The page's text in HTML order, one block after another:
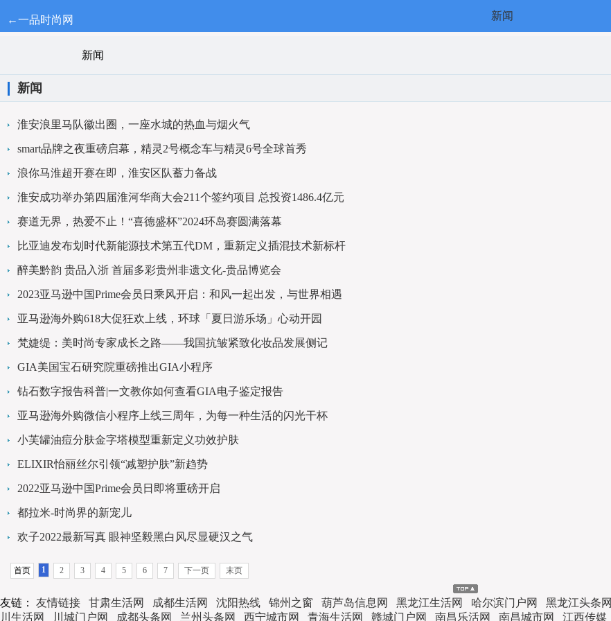
←一品时尚网 新闻
新闻
新闻
淮安浪里马队徽出圈，一座水城的热血与烟火气
smart品牌之夜重磅启幕，精灵2号概念车与精灵6号全球首秀
浪你马淮超开赛在即，淮安区队蓄力备战
淮安成功举办第四届淮河华商大会211个签约项目 总投资1486.4亿元
赛道无界，热爱不止！“喜德盛杯”2024环岛赛圆满落幕
比亚迪发布划时代新能源技术第五代DM，重新定义插混技术新标杆
醉美黔韵 贵品入浙 首届多彩贵州非遗文化-贵品博览会
2023亚马逊中国Prime会员日乘风开启：和风一起出发，与世界相遇
亚马逊海外购618大促狂欢上线，环球「夏日游乐场」心动开园
梵婕缇：美时尚专家成长之路——我国抗皱紧致化妆品发展侧记
GIA美国宝石研究院重磅推出GIA小程序
钻石数字报告科普|一文教你如何查看GIA电子鉴定报告
亚马逊海外购微信小程序上线三周年，为每一种生活的闪光干杯
小芙罐油痘分肤金字塔模型重新定义功效护肤
ELIXIR怡丽丝尔引领“减塑护肤”新趋势
2022亚马逊中国Prime会员日即将重磅开启
都拉米-时尚界的新宠儿
欢子2022最新写真 眼神坚毅黑白风尽显硬汉之气
首页 1 2 3 4 5 6 7 下一页 末页
友链： 友情链接 甘肃生活网 成都生活网 沈阳热线 锦州之窗 葫芦岛信息网 黑龙江生活网 哈尔滨门户网 黑龙江头条网
川生活网
川城门户网 成都头条网 兰州头条网 西宁城市网 青海生活网 赣城门户网 南昌乐活网 南昌城市网 江西传媒